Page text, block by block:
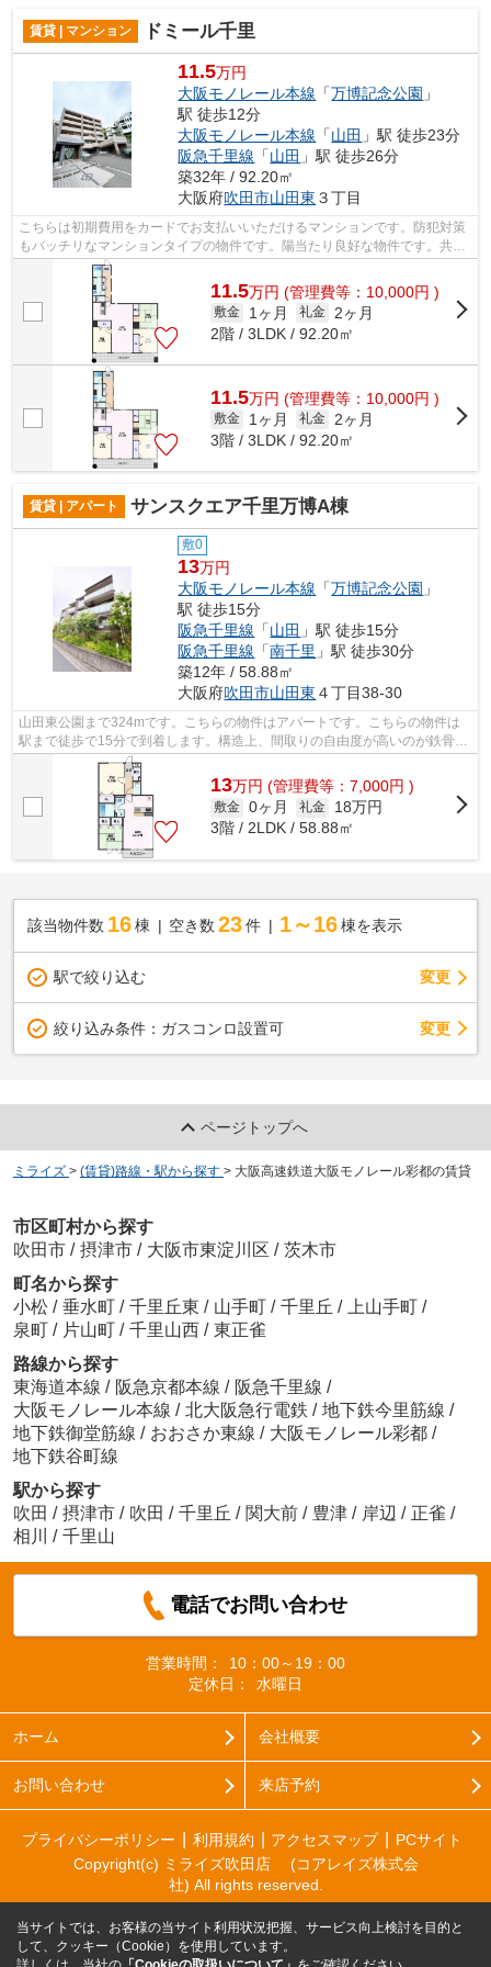
賃貸 | マンション ドミール千里
11.5万円
大阪モノレール本線 「万博記念公園 」
駅 徒歩12分
大阪モノレール本線 「山田 」駅 徒歩23分
阪急千里線 「山田 」駅 徒歩26分
築32年 / 92.20㎡
大阪府吹田市山田東 ３丁目
こちらは初期費用をカードでお支払いいただけるマンションです。防犯対策
もバッチリなマンションタイプの物件です。陽当たり良好な物件です。共用
部にはエレベータ・敷地内ごみ置き場...
11.5万円 (管理費等：10,000円 )
敷金 1ヶ月 礼金
2ヶ月
2階 / 3LDK / 92.20㎡
11.5万円 (管理費等：10,000円 )
敷金 1ヶ月 礼金
2ヶ月
3階 / 3LDK / 92.20㎡
賃貸 | アパート サンスクエア千里万博A棟
敷0
13万円
大阪モノレール本線 「万博記念公園 」
駅 徒歩15分
阪急千里線 「山田 」駅 徒歩15分
阪急千里線 「南千里 」駅 徒歩30分
築12年 / 58.88㎡
大阪府吹田市山田東 ４丁目38-30
山田東公園まで324mです。こちらの物件はアパートです。こちらの物件は
駅まで徒歩で15分で到着します。構造上、間取りの自由度が高いのが鉄骨造
の魅力。より詳しい情報や内見のご予約...
13万円 (管理費等：7,000円 )
敷金 0ヶ月 礼金
18万円
3階 / 2LDK / 58.88㎡
該当物件数 16棟 空き数 23 件 1～16 棟を表示
駅で絞り込む 変更
絞り込み条件： ガスコンロ設置可 変更
ページトップへ
ミライズ > (賃貸)路線・駅から探す > 大阪高速鉄道大阪モノレール彩都の賃貸
市区町村から探す
吹田市 / 摂津市 / 大阪市東淀川区 / 茨木市
町名から探す
小松 / 垂水町 / 千里丘東 / 山手町 / 千里丘 / 上山手町 /
泉町 / 片山町 / 千里山西 / 東正雀
路線から探す
東海道本線 / 阪急京都本線 / 阪急千里線 /
大阪モノレール本線 / 北大阪急行電鉄 / 地下鉄今里筋線 /
地下鉄御堂筋線 / おおさか東線 / 大阪モノレール彩都 /
地下鉄谷町線
駅から探す
吹田 / 摂津市 / 吹田 / 千里丘 / 関大前 / 豊津 / 岸辺 / 正雀 /
相川
/ 千里山
電話でお問い合わせ
営業時間：
10：00～19：00
定休日：
水曜日
ホーム 会社概要
お問い合わせ 来店予約
プライバシーポリシー 利用規約 アクセスマップ
PCサイト
Copyright(c) ミライズ吹田店 (コアレイズ株式会
社) All rights reserved.
当サイトでは、お客様の当サイト利用状況把握、サービス向上検討を目的と
して、クッキー（Cookie）を使用しています。